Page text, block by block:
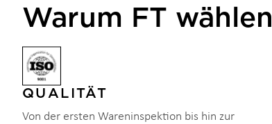
Warum FT wählen
QUALITÄT
Von der ersten Wareninspektion bis hin zur